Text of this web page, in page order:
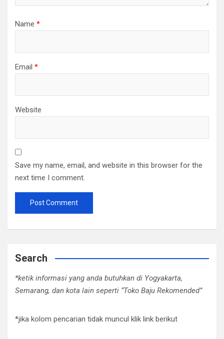
Name *
Email *
Website
Save my name, email, and website in this browser for the
next time I comment.
Search
*ketik informasi yang anda butuhkan di Yogyakarta,
Semarang, dan kota lain seperti “Toko Baju Rekomended”
*jika kolom pencarian tidak muncul klik link berikut